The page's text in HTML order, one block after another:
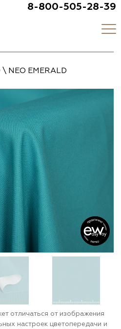
8-800-505-28-39
NEO EMERALD
отличаться от изображения
настроек цветопередачи и